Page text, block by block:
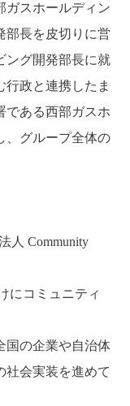
ガスホールディン
部長を皮切りに営
ング開発部長に就
政と連携したま
である西部ガスホ
、グループ全体の
人 Community
にコミュニティ
国の企業や自治体
社会実装を進めて